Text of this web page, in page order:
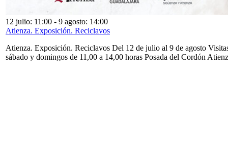
12 julio: 11:00 - 9 agosto: 14:00
Atienza. Exposición. Reciclavos
Atienza. Exposición. Reciclavos Del 12 de julio al 9 de agosto
sábado y domingos de 11,00 a 14,00 horas Posada del Cordón